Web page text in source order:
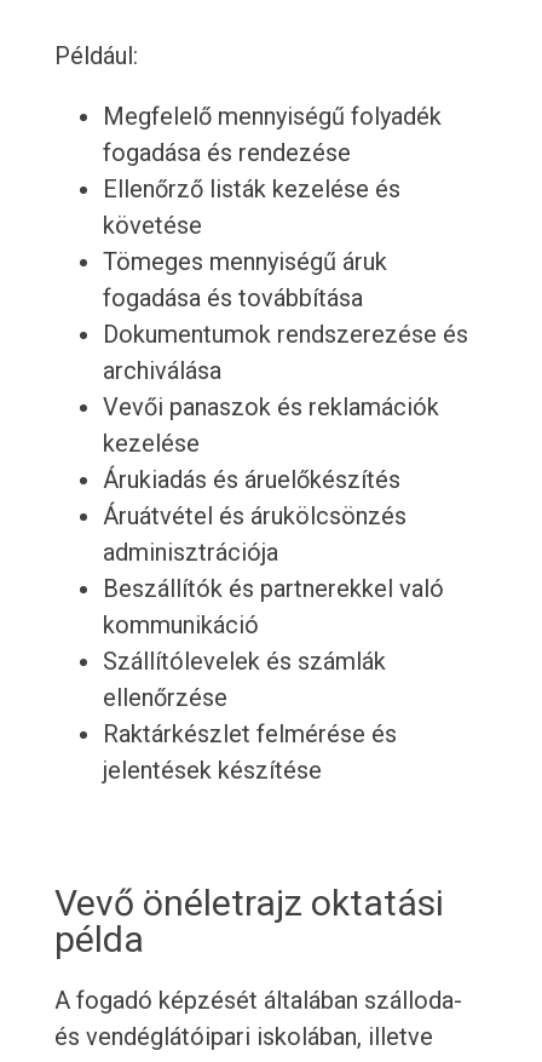
Például:
Megfelelő mennyiségű folyadék
fogadása és rendezése
Ellenőrző listák kezelése és
követése
Tömeges mennyiségű áruk
fogadása és továbbítása
Dokumentumok rendszerezése és
archiválása
Vevői panaszok és reklamációk
kezelése
Árukiadás és áruelőkészítés
Áruátvétel és árukölcsönzés
adminisztrációja
Beszállítók és partnerekkel való
kommunikáció
Szállítólevelek és számlák
ellenőrzése
Raktárkészlet felmérése és
jelentések készítése
Vevő önéletrajz oktatási
példa
A fogadó képzését általában szálloda-
és vendéglátóipari iskolában, illetve